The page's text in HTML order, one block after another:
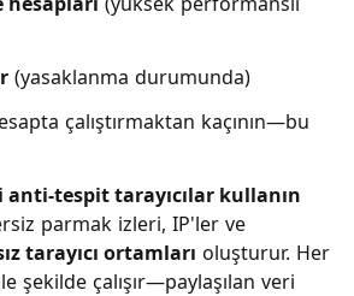
(yasaklanma durumunda)
çalıştırmaktan kaçının—bu
tespit tarayıcılar kullanın
parmak izleri, IP'ler ve
tarayıcı ortamları oluşturur. Her
şekilde çalışır—paylaşılan veri